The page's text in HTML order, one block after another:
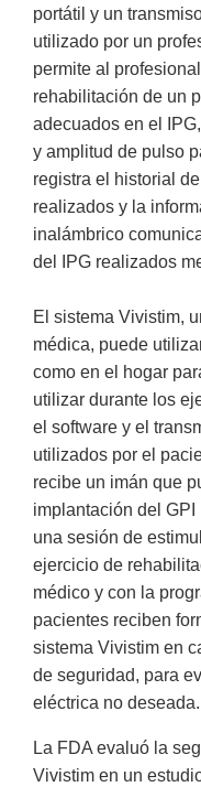
portátil y un
utilizado por un
permite al
rehabilitación de un
adecuados en el
y amplitud de pulso
registra el historial
realizados y la
inalámbrico
del IPG realizados
El sistema Vivistim,
médica, puede
como en el hogar
utilizar durante los
el software y el
utilizados por el
recibe un imán que
implantación del
una sesión de
ejercicio de
médico y con la
pacientes reciben
sistema Vivistim en
de seguridad, para
eléctrica no deseada.
La FDA evaluó la
Vivistim en un